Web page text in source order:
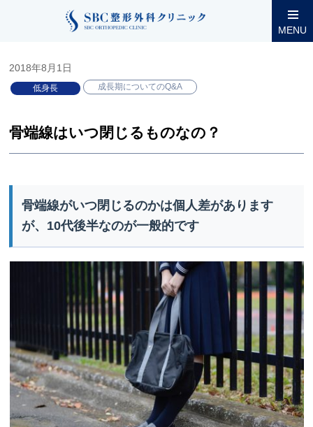
MENU
整形外科コラム 小児低身長 成長期についてのQ&A 骨端
2018年8月1日
低身長 成長期についてのQ&A
骨端線はいつ閉じるものなの？
骨端線がいつ閉じるのかは個人差があります
が、10代後半なのが一般的です